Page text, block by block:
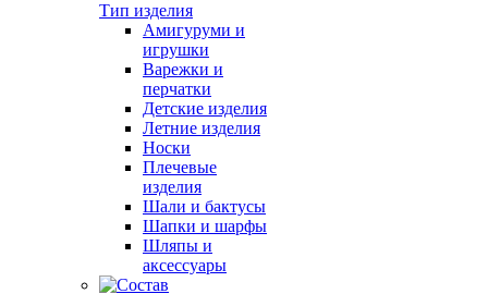
Тип изделия
Амигуруми и
игрушки
Варежки и
перчатки
Детские изделия
Летние изделия
Носки
Плечевые
изделия
Шали и бактусы
Шапки и шарфы
Шляпы и
аксессуары